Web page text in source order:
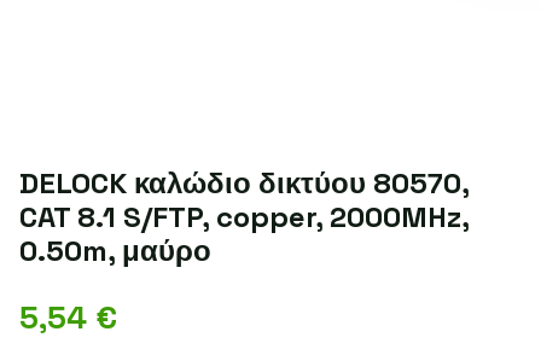
DELOCK καλώδιο δικτύου 80570,
CAT 8.1 S/FTP, copper, 2000MHz,
0.50m, μαύρο
5,54 €